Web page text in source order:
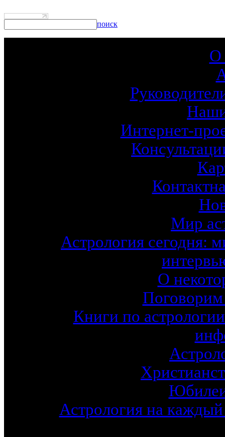
поиск
О
Интернет-
Мир
Астрология сегодня:
О
Поговорим
Книги по
Астрология на